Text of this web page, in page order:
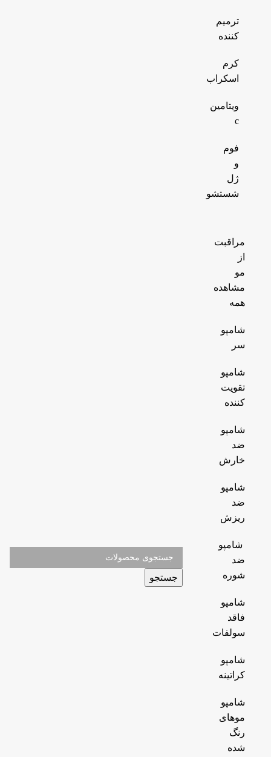
ترمیم
کننده
کرم
اسکراب
ویتامین
c
فوم
و
ژل
شستشو
مراقبت
از
مو
مشاهده
همه
شامپو
سر
شامپو
تقویت
کننده
شامپو
ضد
خارش
شامپو
ضد
ریزش
شامپو
ضد
شوره
شامپو
فاقد
سولفات
شامپو
کراتینه
شامپو
موهای
رنگ
شده
جستجو